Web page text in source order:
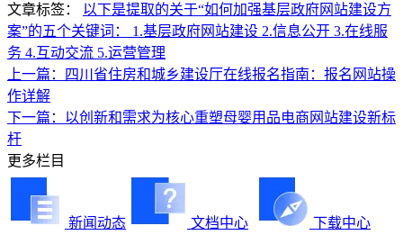
文章标签：
以下是提取的关于“如何加强基层政府网站建设方
案”的五个关键词： 1.基层政府网站建设 2.信息公开 3.在线服
务 4.互动交流 5.运营管理
上一篇：四川省住房和城乡建设厅在线报名指南：报名网站操
作详解
下一篇：以创新和需求为核心重塑母婴用品电商网站建设新标
杆
更多栏目
新闻动态 文档中心
下载中心